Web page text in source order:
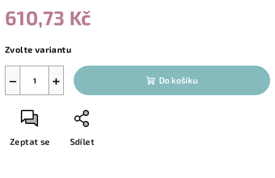
610,73 Kč
cena:
Zvolte variantu
+
− Do košíku
Zeptat se Sdílet